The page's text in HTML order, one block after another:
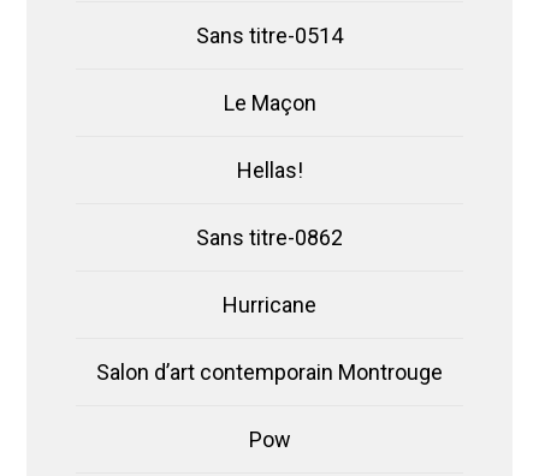
Sans titre-0514
Le Maçon
Hellas!
Sans titre-0862
Hurricane
Salon d’art contemporain Montrouge
Pow